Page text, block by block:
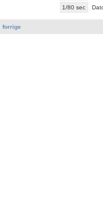
1/80 sec
forrige